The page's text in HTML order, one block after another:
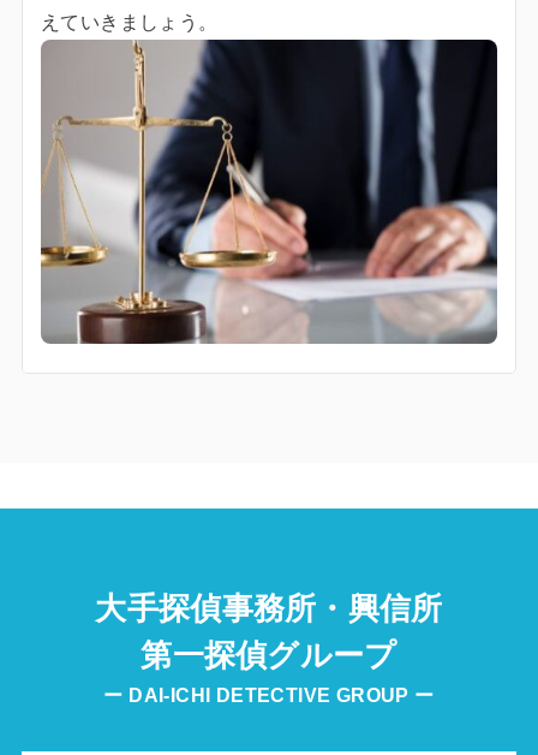
えていきましょう。
大手探偵事務所・興信所
第一探偵グループ
ー DAI-ICHI DETECTIVE GROUP ー